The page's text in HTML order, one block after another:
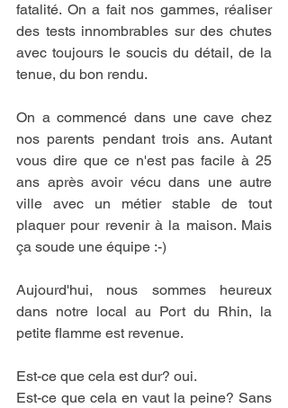
fatalité. On a fait nos gammes, réaliser
des tests innombrables sur des chutes
avec toujours le soucis du détail, de la
tenue, du bon rendu.
On a commencé dans une cave chez
nos parents pendant trois ans. Autant
vous dire que ce n'est pas facile à 25
ans après avoir vécu dans une autre
ville avec un métier stable de tout
plaquer pour revenir à la maison. Mais
ça soude une équipe :-)
Aujourd'hui, nous sommes heureux
dans notre local au Port du Rhin, la
petite flamme est revenue.
Est-ce que cela est dur? oui.
Est-ce que cela en vaut la peine? Sans